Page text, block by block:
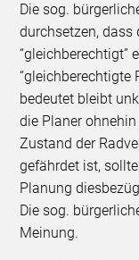
Die sog.
durchsetzen, dass
“gleichberechtigt”
“gleichberechtigte
bedeutet bleibt
die Planer
Zustand der
gefährdet ist,
Planung
Die sog.
Meinung.